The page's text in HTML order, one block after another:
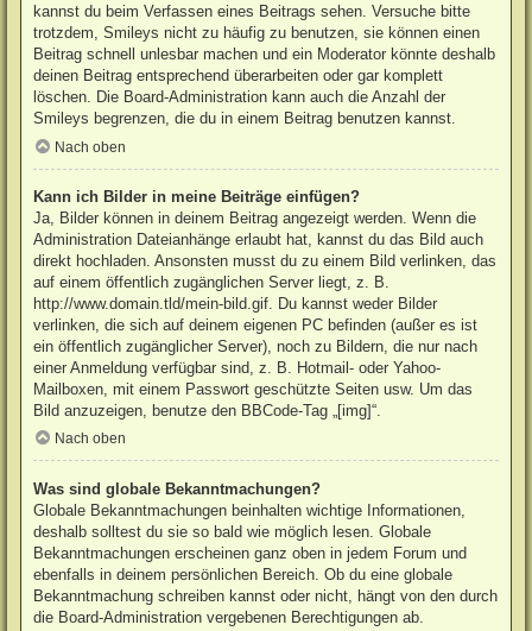
kannst du beim Verfassen eines Beitrags sehen. Versuche bitte
trotzdem, Smileys nicht zu häufig zu benutzen, sie können einen
Beitrag schnell unlesbar machen und ein Moderator könnte deshalb
deinen Beitrag entsprechend überarbeiten oder gar komplett
löschen. Die Board-Administration kann auch die Anzahl der
Smileys begrenzen, die du in einem Beitrag benutzen kannst.
Nach oben
Kann ich Bilder in meine Beiträge einfügen?
Ja, Bilder können in deinem Beitrag angezeigt werden. Wenn die
Administration Dateianhänge erlaubt hat, kannst du das Bild auch
direkt hochladen. Ansonsten musst du zu einem Bild verlinken, das
auf einem öffentlich zugänglichen Server liegt, z. B.
http://www.domain.tld/mein-bild.gif. Du kannst weder Bilder
verlinken, die sich auf deinem eigenen PC befinden (außer es ist
ein öffentlich zugänglicher Server), noch zu Bildern, die nur nach
einer Anmeldung verfügbar sind, z. B. Hotmail- oder Yahoo-
Mailboxen, mit einem Passwort geschützte Seiten usw. Um das
Bild anzuzeigen, benutze den BBCode-Tag „[img]“.
Nach oben
Was sind globale Bekanntmachungen?
Globale Bekanntmachungen beinhalten wichtige Informationen,
deshalb solltest du sie so bald wie möglich lesen. Globale
Bekanntmachungen erscheinen ganz oben in jedem Forum und
ebenfalls in deinem persönlichen Bereich. Ob du eine globale
Bekanntmachung schreiben kannst oder nicht, hängt von den durch
die Board-Administration vergebenen Berechtigungen ab.